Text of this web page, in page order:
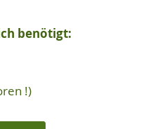
benötigt:
!)